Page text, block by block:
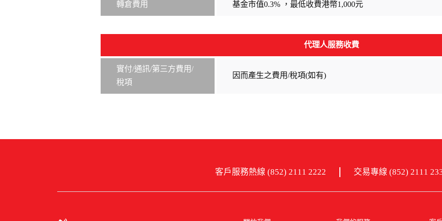
轉倉費用 基金市值0.3% ，最低收費港幣1,000元
代理人服務收費
實付/通訊/第三方費用/
稅項
因而產生之費用/稅項(如有)
客戶服務熱線 (852) 2111 2222 交易專線 (852) 2111